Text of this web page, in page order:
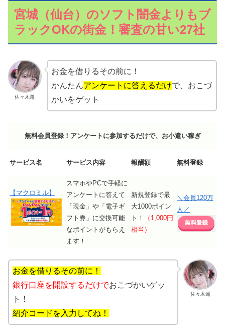
宮城（仙台）のソフト闇金よりもブ
ラックOKの街金！審査の甘い27社
佐々木遥
お金を借りるその前に！
かんたんアンケートに答えるだけで、おこづ
かいをゲット
無料会員登録！アンケートに参加するだけで、お小遣い稼ぎ
サービス名 サービス内容 報酬額 無料登録
【マクロミル】
スマホやPCで手軽に
アンケートに答えて
「現金」や「電子ギ
フト券」に交換可能
なポイントがもらえ
ます！
新規登録で最
大1000ポイン
ト！
（1,000円
相当）
＼会員120万
人／
佐々木遥
お金を借りるその前に！
銀行口座を開設するだけでおこづかいゲッ
ト！
紹介コードを入力してね！